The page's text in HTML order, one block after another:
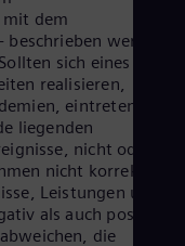
mit dem
werden,
sich eines oder
realisieren,
eintreten oder
liegenden
nicht oder
nicht korrekt
Leistungen und
als auch positiv)
die